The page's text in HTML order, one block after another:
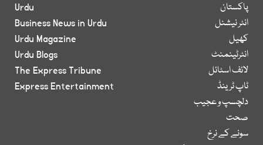
پاکستان
انٹر نیشنل
کھیل
انٹرٹینمنٹ
لائف اسٹائل
ٹاپ ٹرینڈ
دلچسپ و عجیب
صحت
سونے کے نرخ
Urdu
Business News in Urdu
Urdu Magazine
Urdu Blogs
The Express Tribune
Express Entertainment